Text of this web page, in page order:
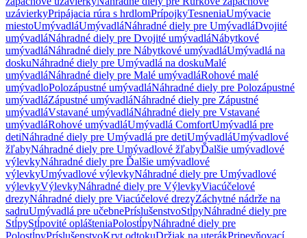
uzávierkyPripájacia rúra s hrdlomPrípojkyTesneniaUmývacie
miestoUmývadláUmývadláNáhradné diely pre UmývadláDvojité
umývadláNáhradné diely pre Dvojité umývadláNábytkové
umývadláNáhradné diely pre Nábytkové umývadláUmývadlá na
doskuNáhradné diely pre Umývadlá na doskuMalé
umývadláNáhradné diely pre Malé umývadláRohové malé
umývadloPolozápustné umývadláNáhradné diely pre Polozápustné
umývadláZápustné umývadláNáhradné diely pre Zápustné
umývadláVstavané umývadláNáhradné diely pre Vstavané
umývadláRohové umývadláUmývadlá ComfortUmývadlá pre
detiNáhradné diely pre Umývadlá pre detiUmývadláUmývadlové
žľabyNáhradné diely pre Umývadlové žľabyĎalšie umývadlové
výlevkyNáhradné diely pre Ďalšie umývadlové
výlevkyUmývadlové výlevkyNáhradné diely pre Umývadlové
výlevkyVýlevkyNáhradné diely pre VýlevkyViacúčelové
drezyNáhradné diely pre Viacúčelové drezyZáchytné nádrže na
sadruUmývadlá pre učebnePríslušenstvoStĺpyNáhradné diely pre
StĺpyStĺpovité oplášteniaPolostĺpyNáhradné diely pre
PolostĺpyPríslušenstvoKryt odtokuDržiak na uterákPripevňovací